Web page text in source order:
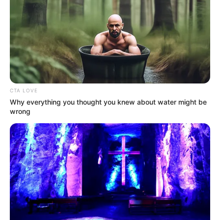
que no funcionaban y ya estamos ampliando la
cobertura”, sostuvo.
Adicionalmente, recordó que su administración propuso
financiar no solo la formación, sino también laoperación
y salario de 2.000 nuevos policías
, aunque reconoció que
hay barreras legales que deben superarse para que la
Criminalidad organizada y captura de
cabecillas
Durante la entrevista, Galán confirmó la presencia activa
de organizaciones como elTren de Araguay bandas
como las de “alias Satanás”, que han sido responsables
de disputas violentas en sectores como San Bernardo y el
corredor occidental de la ciudad.
CTA LOVE
Why everything you thought you knew about water might be
wrong